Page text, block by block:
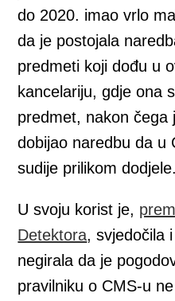
do 2020. imao vrlo
da je postojala
predmeti koji dođu u
kancelariju, gdje ona
predmet, nakon čega
dobijao naredbu da u
sudije prilikom dodjele.
U svoju korist je,
Detektora, svjedočila
negirala da je
pravilniku o CMS-u